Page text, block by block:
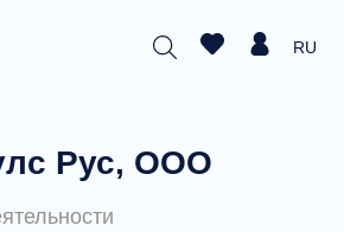
RU
Рус, ООО